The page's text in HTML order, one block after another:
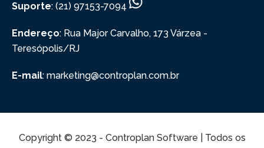
Suporte: (21) 97153-7094
Endereço: Rua Major Carvalho, 173 Várzea -
Teresópolis/RJ
E-mail: marketing@controplan.com.br
Copyright © 2023 - Controplan Software | Todos os